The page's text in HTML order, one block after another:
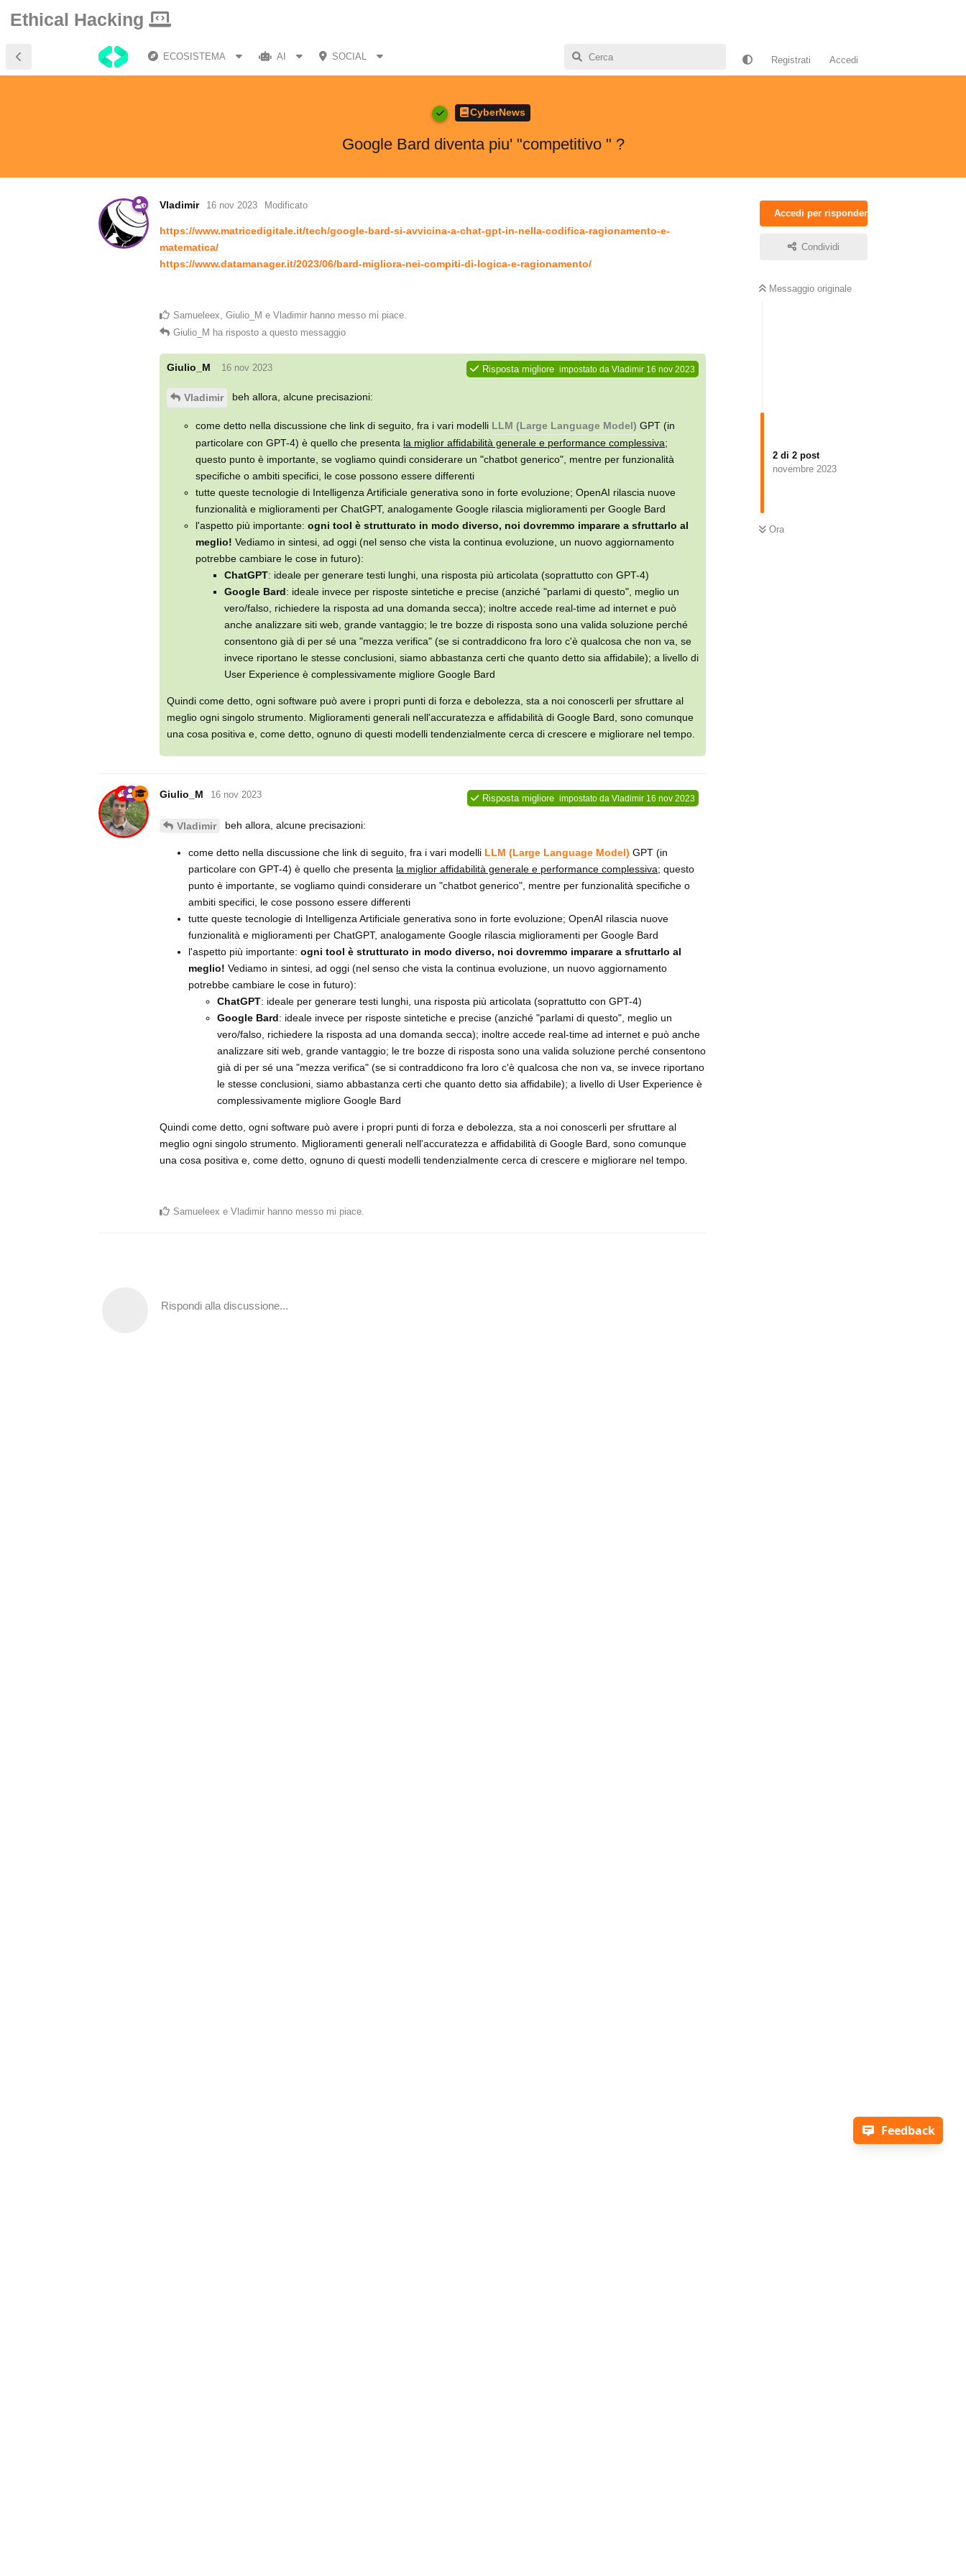
Feedback
Ethical Hacking
ECOSISTEMA AI SOCIAL Registrati Accedi
CyberNews
Google Bard diventa piu' "competitivo " ?
Accedi per rispondere
Condividi
Messaggio originale
2 di 2 post
novembre 2023
Ora
Vladimir 16 nov 2023 Modificato
https://www.matricedigitale.it/tech/google-bard-si-avvicina-a-chat-gpt-in-nella-codifica-ragionamento-e-
matematica/
https://www.datamanager.it/2023/06/bard-migliora-nei-compiti-di-logica-e-ragionamento/
Samueleex Giulio_M e Vladimir hanno messo mi piace
Giulio_M ha risposto a questo messaggio
Giulio_M 16 nov 2023 Risposta migliore impostato da Vladimir 16 nov 2023
Vladimir beh allora, alcune precisazioni:
come detto nella discussione che link di seguito, fra i vari modelli LLM (Large Language Model) GPT (in
particolare con GPT-4) è quello che presenta la miglior affidabilità generale e performance complessiva;
questo punto è importante, se vogliamo quindi considerare un "chatbot generico", mentre per funzionalità
specifiche o ambiti specifici, le cose possono essere differenti
tutte queste tecnologie di Intelligenza Artificiale generativa sono in forte evoluzione; OpenAI rilascia nuove
funzionalità e miglioramenti per ChatGPT, analogamente Google rilascia miglioramenti per Google Bard
l'aspetto più importante: ogni tool è strutturato in modo diverso, noi dovremmo imparare a sfruttarlo al
meglio! Vediamo in sintesi, ad oggi (nel senso che vista la continua evoluzione, un nuovo aggiornamento
potrebbe cambiare le cose in futuro):
ChatGPT: ideale per generare testi lunghi, una risposta più articolata (soprattutto con GPT-4)
Google Bard: ideale invece per risposte sintetiche e precise (anziché "parlami di questo", meglio un
vero/falso, richiedere la risposta ad una domanda secca); inoltre accede real-time ad internet e può
anche analizzare siti web, grande vantaggio; le tre bozze di risposta sono una valida soluzione perché
consentono già di per sé una "mezza verifica" (se si contraddicono fra loro c'è qualcosa che non va, se
invece riportano le stesse conclusioni, siamo abbastanza certi che quanto detto sia affidabile); a livello di
User Experience è complessivamente migliore Google Bard
Quindi come detto, ogni software può avere i propri punti di forza e debolezza, sta a noi conoscerli per sfruttare al
meglio ogni singolo strumento. Miglioramenti generali nell'accuratezza e affidabilità di Google Bard, sono comunque
una cosa positiva e, come detto, ognuno di questi modelli tendenzialmente cerca di crescere e migliorare nel tempo.
Giulio_M 16 nov 2023 Risposta migliore impostato da Vladimir 16 nov 2023
Vladimir beh allora, alcune precisazioni:
come detto nella discussione che link di seguito, fra i vari modelli LLM (Large Language Model) GPT (in
particolare con GPT-4) è quello che presenta la miglior affidabilità generale e performance complessiva; questo
punto è importante, se vogliamo quindi considerare un "chatbot generico", mentre per funzionalità specifiche o
ambiti specifici, le cose possono essere differenti
tutte queste tecnologie di Intelligenza Artificiale generativa sono in forte evoluzione; OpenAI rilascia nuove
funzionalità e miglioramenti per ChatGPT, analogamente Google rilascia miglioramenti per Google Bard
l'aspetto più importante: ogni tool è strutturato in modo diverso, noi dovremmo imparare a sfruttarlo al
meglio! Vediamo in sintesi, ad oggi (nel senso che vista la continua evoluzione, un nuovo aggiornamento
potrebbe cambiare le cose in futuro):
ChatGPT: ideale per generare testi lunghi, una risposta più articolata (soprattutto con GPT-4)
Google Bard: ideale invece per risposte sintetiche e precise (anziché "parlami di questo", meglio un
vero/falso, richiedere la risposta ad una domanda secca); inoltre accede real-time ad internet e può anche
analizzare siti web, grande vantaggio; le tre bozze di risposta sono una valida soluzione perché consentono
già di per sé una "mezza verifica" (se si contraddicono fra loro c'è qualcosa che non va, se invece riportano
le stesse conclusioni, siamo abbastanza certi che quanto detto sia affidabile); a livello di User Experience è
complessivamente migliore Google Bard
Quindi come detto, ogni software può avere i propri punti di forza e debolezza, sta a noi conoscerli per sfruttare al
meglio ogni singolo strumento. Miglioramenti generali nell'accuratezza e affidabilità di Google Bard, sono comunque
una cosa positiva e, come detto, ognuno di questi modelli tendenzialmente cerca di crescere e migliorare nel tempo.
Samueleex e Vladimir hanno messo mi piace
Rispondi alla discussione...